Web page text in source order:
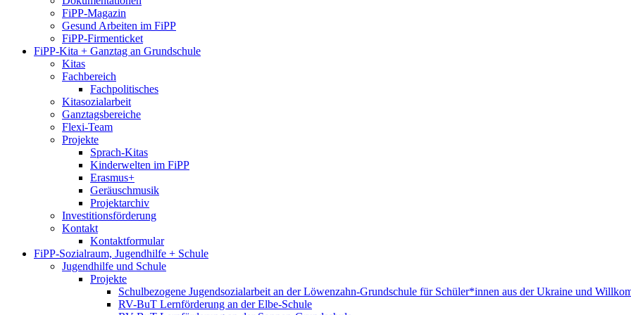
FiPP-Magazin
Gesund Arbeiten im FiPP
FiPP-Firmenticket
FiPP-Kita + Ganztag an Grundschule
Kitas
Fachbereich
Fachpolitisches
Kitasozialarbeit
Ganztagsbereiche
Flexi-Team
Projekte
Sprach-Kitas
Kinderwelten im FiPP
Erasmus+
Geräuschmusik
Projektarchiv
Investitionsförderung
Kontakt
Kontaktformular
FiPP-Sozialraum, Jugendhilfe + Schule
Jugendhilfe und Schule
Projekte
Schulbezogene Jugendsozialarbeit an der Löwenzahn-Grundschule für Schüler*innen aus der Ukraine und
RV-BuT Lernförderung an der Elbe-Schule